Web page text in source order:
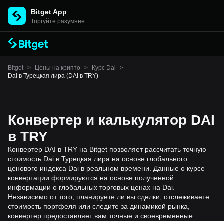
Bitget App
Торгуйте разумнее
Bitget > Цены на крипто > Курс Dai
>
Dai в Турецкая лира (DAI в TRY)
Конвертер и калькулятор DAI
в TRY
Конвертер DAI в TRY на Bitget позволяет рассчитать точную
стоимость Dai в Турецкая лира на основе глобального
ценового индекса Dai в реальном времени. Данные о курсе
конвертации формируются на основе полученной
информации о глобальных торговых ценах на Dai.
Независимо от того, планируете ли вы сделки, отслеживаете
стоимость портфеля или следите за динамикой рынка,
конвертер предоставляет вам точные и своевременные